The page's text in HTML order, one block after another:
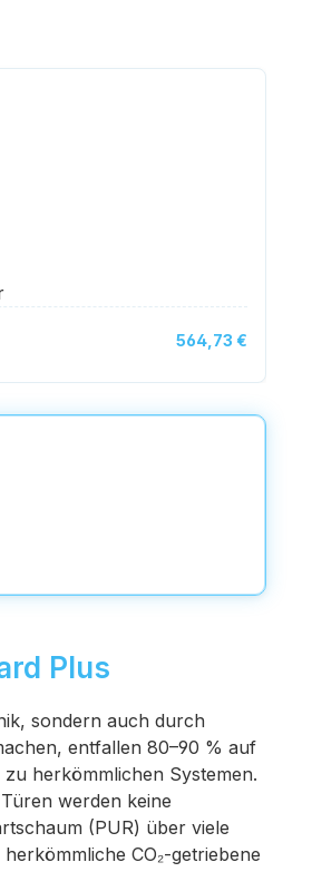
564,73 €
Plus
sondern auch durch
entfallen 80–90 % auf
zu herkömmlichen Systemen.
werden keine
(PUR) über viele
CO₂-getriebene